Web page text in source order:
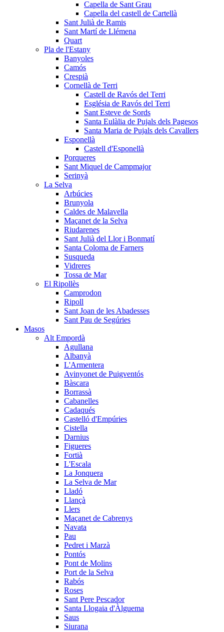
Capella de Sant Grau
Capella del castell de Cartellà
Sant Julià de Ramis
Sant Martí de Llémena
Quart
Pla de l'Estany
Banyoles
Camós
Crespià
Cornellà de Terri
Castell de Ravós del Terri
Església de Ravós del Terri
Sant Esteve de Sords
Santa Eulàlia de Pujals dels Pagesos
Santa Maria de Pujals dels Cavallers
Esponellà
Castell d'Esponellà
Porqueres
Sant Miquel de Campmajor
Serinyà
La Selva
Arbúcies
Brunyola
Caldes de Malavella
Maçanet de la Selva
Riudarenes
Sant Julià del Llor i Bonmatí
Santa Coloma de Farners
Susqueda
Vidreres
Tossa de Mar
El Ripollès
Camprodon
Ripoll
Sant Joan de les Abadesses
Sant Pau de Segúries
Masos
Alt Empordà
Agullana
Albanyà
L'Armentera
Avinyonet de Puigventós
Bàscara
Borrassà
Cabanelles
Cadaqués
Castelló d'Empúries
Cistella
Darnius
Figueres
Fortià
L'Escala
La Jonquera
La Selva de Mar
Lladó
Llançà
Llers
Maçanet de Cabrenys
Navata
Pau
Pedret i Marzà
Pontós
Pont de Molins
Port de la Selva
Rabós
Roses
Sant Pere Pescador
Santa Llogaia d'Àlguema
Saus
Siurana